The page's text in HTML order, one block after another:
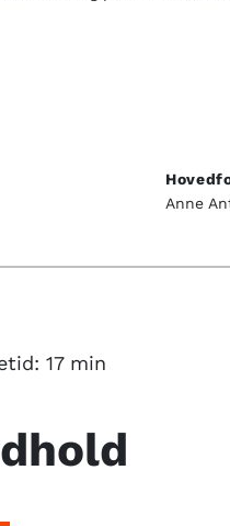
Anne
17min